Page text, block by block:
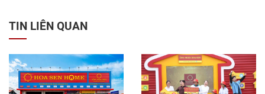
TIN LIÊN QUAN